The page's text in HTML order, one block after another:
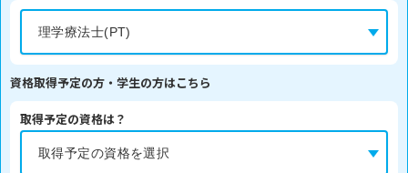
資格取得予定の方・学生の方はこちら
取得予定の資格は？